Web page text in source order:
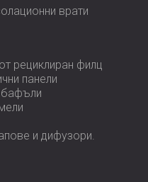
хотелски сгради
акустична обработка за
системи:
в
към
на проекта
архитекти и
врати
рециклиран филц
панели
бафъли
и дифузoри.